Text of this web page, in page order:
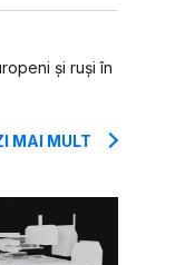
și ruși în
MAI MULT